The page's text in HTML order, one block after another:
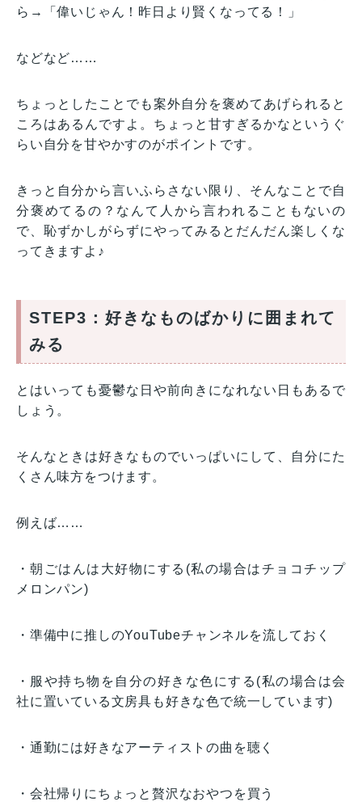
ら→「偉いじゃん！昨日より賢くなってる！」
などなど……
ちょっとしたことでも案外自分を褒めてあげられると
ころはあるんですよ。ちょっと甘すぎるかなというぐ
らい自分を甘やかすのがポイントです。
きっと自分から言いふらさない限り、そんなことで自
分褒めてるの？なんて人から言われることもないの
で、恥ずかしがらずにやってみるとだんだん楽しくな
ってきますよ♪
STEP3：好きなものばかりに囲まれて
みる
とはいっても憂鬱な日や前向きになれない日もあるで
しょう。
そんなときは好きなものでいっぱいにして、自分にた
くさん味方をつけます。
例えば……
・朝ごはんは大好物にする(私の場合はチョコチップ
メロンパン)
・準備中に推しのYouTubeチャンネルを流しておく
・服や持ち物を自分の好きな色にする(私の場合は会
社に置いている文房具も好きな色で統一しています)
・通勤には好きなアーティストの曲を聴く
・会社帰りにちょっと贅沢なおやつを買う